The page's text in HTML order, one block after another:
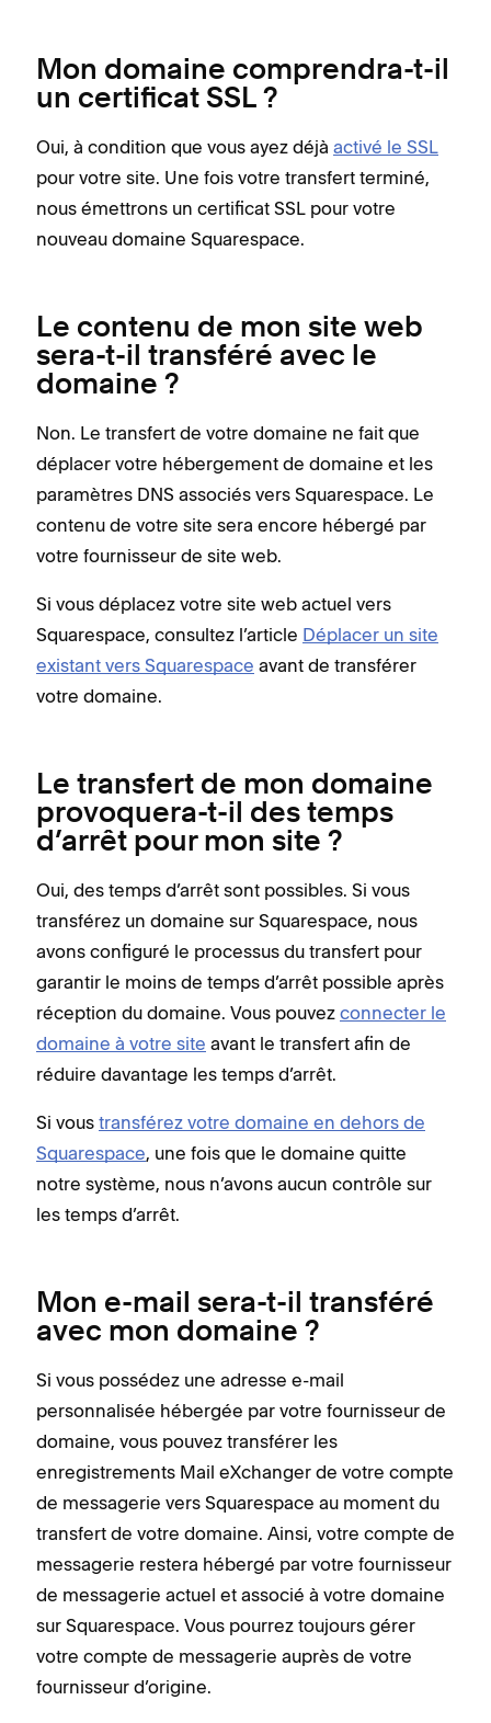
Mon domaine comprendra-t-il
un certificat SSL ?
Oui, à condition que vous ayez déjà activé le SSL
pour votre site. Une fois votre transfert terminé,
nous émettrons un certificat SSL pour votre
nouveau domaine Squarespace.
Le contenu de mon site web
sera-t-il transféré avec le
domaine ?
Non. Le transfert de votre domaine ne fait que
déplacer votre hébergement de domaine et les
paramètres DNS associés vers Squarespace. Le
contenu de votre site sera encore hébergé par
votre fournisseur de site web.
Si vous déplacez votre site web actuel vers
Squarespace, consultez l’article Déplacer un site
existant vers Squarespace avant de transférer
votre domaine.
Le transfert de mon domaine
provoquera-t-il des temps
d’arrêt pour mon site ?
Oui, des temps d’arrêt sont possibles. Si vous
transférez un domaine sur Squarespace, nous
avons configuré le processus du transfert pour
garantir le moins de temps d’arrêt possible après
réception du domaine. Vous pouvez connecter le
domaine à votre site avant le transfert afin de
réduire davantage les temps d’arrêt.
Si vous transférez votre domaine en dehors de
Squarespace, une fois que le domaine quitte
notre système, nous n’avons aucun contrôle sur
les temps d’arrêt.
Mon e-mail sera-t-il transféré
avec mon domaine ?
Si vous possédez une adresse e-mail
personnalisée hébergée par votre fournisseur de
domaine, vous pouvez transférer les
enregistrements Mail eXchanger de votre compte
de messagerie vers Squarespace au moment du
transfert de votre domaine. Ainsi, votre compte de
messagerie restera hébergé par votre fournisseur
de messagerie actuel et associé à votre domaine
sur Squarespace. Vous pourrez toujours gérer
votre compte de messagerie auprès de votre
fournisseur d’origine.